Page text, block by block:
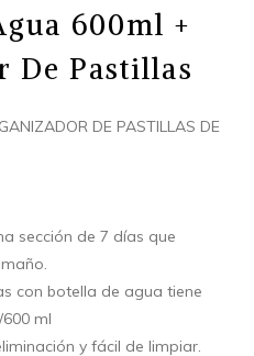
600ml +
De Pastillas
DE PASTILLAS DE
sección de 7 días que
con botella de agua tiene
ml
y fácil de limpiar.